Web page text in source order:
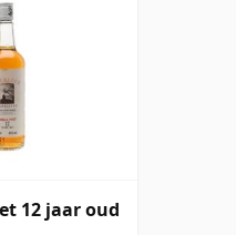
12 jaar oud